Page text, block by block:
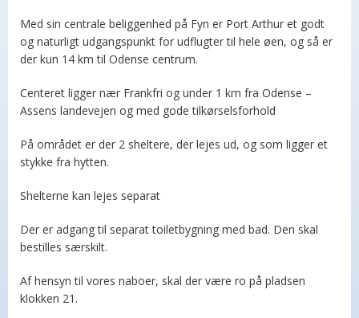
Med sin centrale beliggenhed på Fyn er Port Arthur et godt
og naturligt udgangspunkt for udflugter til hele øen, og så er
der kun 14 km til Odense centrum.
Centeret ligger nær Frankfri og under 1 km fra Odense –
Assens landevejen og med gode tilkørselsforhold
På området er der 2 sheltere, der lejes ud, og som ligger et
stykke fra hytten.
Shelterne kan lejes separat
Der er adgang til separat toiletbygning med bad. Den skal
bestilles særskilt.
Af hensyn til vores naboer, skal der være ro på pladsen
klokken 21.